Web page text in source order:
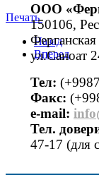
Печать
Назад
Вперед
ООО
150106,
ул.Саноат
Тел:
Факс:
е-mail:
Тел.
47-17 (для